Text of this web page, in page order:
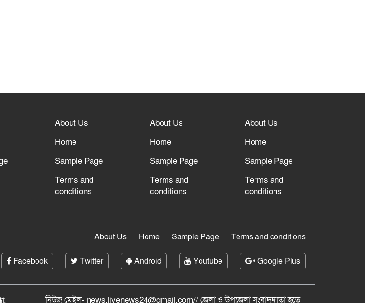
About Us
Home
Sample Page
Terms and
conditions
About Us
Home
Sample Page
Terms and
conditions
About Us
Home
Sample Page
Terms and
conditions
About Us Home Sample Page Terms and conditions
Facebook Twitter Android Youtube Google Plus
, নিউজ মেইল- news.livenews24@gmail.com// জেলা ও ‍উপজেলা সংবাদদাতা হতে